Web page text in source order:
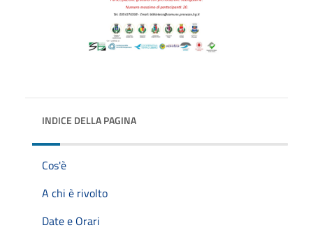
INDICE DELLA PAGINA
Cos'è
A chi è rivolto
Date e Orari